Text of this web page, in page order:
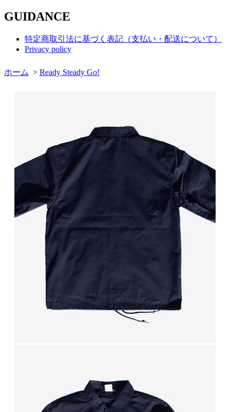
GUIDANCE
特定商取引法に基づく表記（支払い・配送について）
Privacy policy
ホーム > Ready Steady Go!